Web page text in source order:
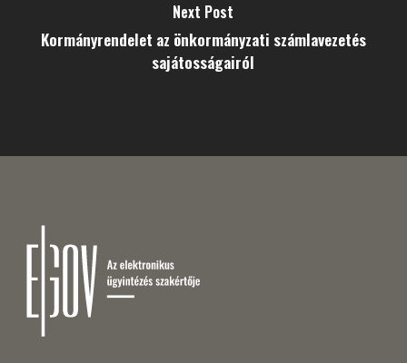
Next Post
Kormányrendelet az önkormányzati számlavezetés
sajátosságairól